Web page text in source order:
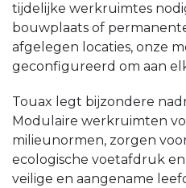
tijdelijke werkruimtes
bouwplaats of
afgelegen locaties, onze
geconfigureerd om aan
Touax legt bijzondere
Modulaire werkruimten
milieunormen, zorgen
ecologische voetafdruk
veilige en aangename